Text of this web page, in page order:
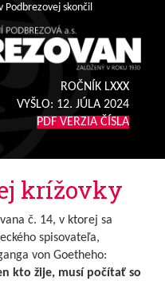
Podbrezovej skončil
ROČNÍK LXXX
VYŠLO: 12. JÚLA 2024
PDF VERZIA ČÍSLA
krížovky
č. 14, v ktorej sa
spisovateľa,
von Goetheho:
kto žije, musí počítať so